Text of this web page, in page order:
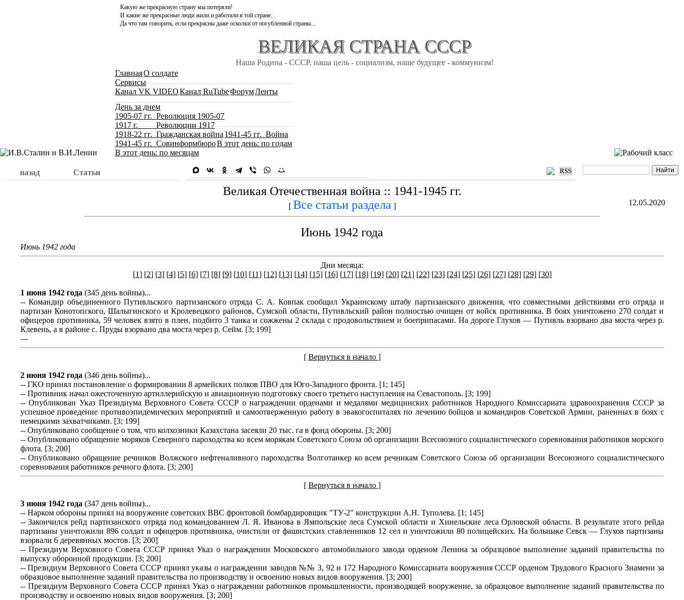
Какую же прекрасную страну мы потеряли!
И какие же прекрасные люди жили и работали в той стране.
Да что там говорить, если прекрасны даже осколки от погубленной страны...
ВЕЛИКАЯ СТРАНА СССР
Наша Родина - СССР, наша цель - социализм, наше будущее - коммунизм!
ГлавнаяО солдате
Сервисы
Канал VK VIDEOКанал RuTubeФорумЛенты
День за днем
1905-07 гг. Революция 1905-07
1917 г. Революции 1917
1918-22 гг. Гражданская война 1941-45 гг. Война
1941-45 гг. СовинформбюроВ этот день: по годам
В этот день: по месяцам
назад Статьи RSS
Великая Отечественная война :: 1941-1945 гг.
[ Все статьи раздела ] 12.05.2020
Июнь 1942 года
Июнь 1942 года
Дни месяца:
[1] [2] [3] [4] [5] [6] [7] [8] [9] [10] [11] [12] [13] [14] [15] [16] [17] [18] [19] [20] [21] [22] [23] [24] [25] [26] [27] [28] [29] [30]
1 июня 1942 года (345 день войны)...
-- Командир объединенного Путивльского партизанского отряда С. А. Ковпак сообщил Украинскому штабу партизанского движения, что совместными действиями его отряда и
партизан Конотопского, Шалыгинского и Кролевецкого районов, Сумской области, Путивльский район полностью очищен от войск противника. В боях уничтожено 270 солдат и
офицеров противника, 59 человек взято в плен, подбито 3 танка и сожжены 2 склада с продовольствием и боеприпасами. На дороге Глухов — Путивль взорвано два моста через р.
Клевень, а в районе с. Пруды взорвано два моста через р. Сейм. [3; 199]
---
[ Вернуться в начало ]
2 июня 1942 года (346 день войны)...
-- ГКО принял постановление о формировании 8 армейских полков ПВО для Юго-Западного фронта. [1; 145]
-- Противник начал ожесточенную артиллерийскую и авиационную подготовку своего третьего наступления на Севастополь. [3; 199]
-- Опубликован Указ Президиума Верховного Совета СССР о награждении орденами и медалями медицинских работников Народного Комиссариата здравоохранения СССР за
успешное проведение противоэпидемических мероприятий и самоотверженную работу в эвакогоспиталях по лечению бойцов и командиров Советской Армии, раненных в боях с
немецкими захватчиками. [3; 199]
-- Опубликовано сообщение о том, что колхозники Казахстана засеяли 20 тыс. га в фонд обороны. [3; 200]
-- Опубликовано обращение моряков Северного пароходства ко всем морякам Советского Союза об организации Всесоюзного социалистического соревнования работников морского
флота. [3; 200]
-- Опубликовано обращение речников Волжского нефтеналивного пароходства Волготанкер ко всем речникам Советского Союза об организации Всесоюзного социалистического
соревнования работников речного флота. [3; 200]
[ Вернуться в начало ]
3 июня 1942 года (347 день войны)...
-- Нарком обороны принял на вооружение советских ВВС фронтовой бомбардировщик "ТУ-2" конструкции А.Н. Туполева. [1; 145]
-- Закончился рейд партизанского отряда под командованием Л. Я. Иванова в Ямпольские леса Сумской области и Хинельские леса Орловской области. В результате этого рейда
партизаны уничтожили 896 солдат и офицеров противника, очистили от фашистских ставленников 12 сел и уничтожили 80 полицейских. На большаке Севск — Глухов партизаны
взорвали 6 деревянных мостов. [3; 200]
-- Президиум Верховного Совета СССР принял Указ о награждении Московского автомобильного завода орденом Ленина за образцовое выполнение заданий правительства по
выпуску оборонной продукции. [3; 200]
-- Президиум Верховного Совета СССР принял указы о награждении заводов №№ 3, 92 и 172 Народного Комиссариата вооружения СССР орденом Трудового Красного Знамени за
образцовое выполнение заданий правительства по производству и освоению новых видов вооружения. [3; 200]
-- Президиум Верховного Совета СССР принял Указ о награждении работников промышленности, производящей вооружение, за образцовое выполнение заданий правительства по
производству и освоению новых видов вооружения. [3; 200]